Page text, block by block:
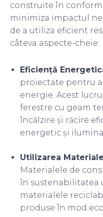
construite în
minimiza impactul
de a utiliza eficient
câteva aspecte-cheie:
Eficiență
proiectate pentru
energie. Acest
ferestre cu geam
încălzire și răcire
energetic și
Utilizarea
Materialele de
în sustenabilitatea
materialele
produse în mod